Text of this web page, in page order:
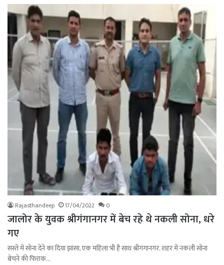
Rajasthandeep 17/04/2022 0
जालोर के युवक श्रीगंगानगर में बेच रहे थे नकली सोना, धरे
गए
सस्ते में सोना देने का दिया झांसा, एक महिला भी है साथ श्रीगंगानगर. शहर में नकली सोना
बेचने की फिराक…